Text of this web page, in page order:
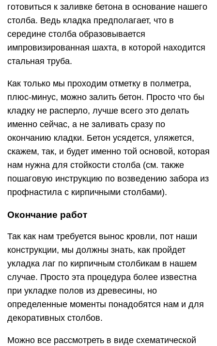
готовиться к заливке бетона в основание нашего
столба. Ведь кладка предполагает, что в
середине столба образовывается
импровизированная шахта, в которой находится
стальная труба.
Как только мы проходим отметку в полметра,
плюс-минус, можно залить бетон. Просто что бы
кладку не расперло, лучше всего это делать
именно сейчас, а не заливать сразу по
окончанию кладки. Бетон усядется, уляжется,
скажем, так, и будет именно той основой, которая
нам нужна для стойкости столба (см. также
пошаговую инструкцию по возведению забора из
профнастила с кирпичными столбами).
Окончание работ
Так как нам требуется вынос кровли, пот наши
конструкции, мы должны знать, как пройдет
укладка лаг по кирпичным столбикам в нашем
случае. Просто эта процедура более известна
при укладке полов из древесины, но
определенные моменты понадобятся нам и для
декоративных столбов.
Можно все рассмотреть в виде схематической